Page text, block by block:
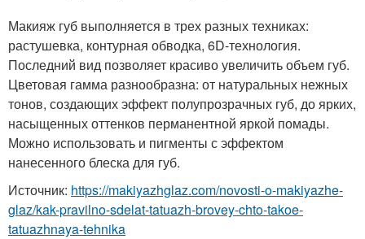
Макияж губ выполняется в трех разных техниках:
растушевка, контурная обводка, 6D-технология.
Последний вид позволяет красиво увеличить объем губ.
Цветовая гамма разнообразна: от натуральных нежных
тонов, создающих эффект полупрозрачных губ, до ярких,
насыщенных оттенков перманентной яркой помады.
Можно использовать и пигменты с эффектом
нанесенного блеска для губ.
Источник: https://makiyazhglaz.com/novosti-o-makiyazhe-
glaz/kak-pravilno-sdelat-tatuazh-brovey-chto-takoe-
tatuazhnaya-tehnika